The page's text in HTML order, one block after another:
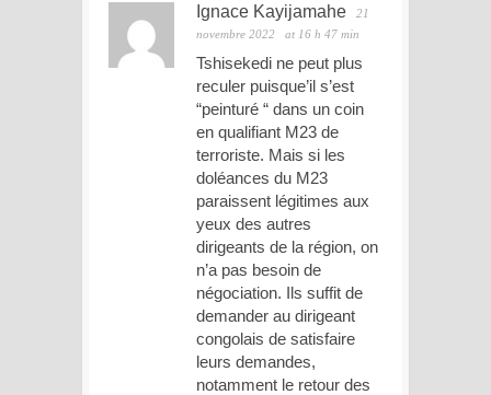
Ignace Kayijamahe
21
novembre 2022
at 16 h 47 min
Tshisekedi ne peut plus
reculer puisque’il s’est
“peinturé “ dans un coin
en qualifiant M23 de
terroriste. Mais si les
doléances du M23
paraissent légitimes aux
yeux des autres
dirigeants de la région, on
n’a pas besoin de
négociation. Ils suffit de
demander au dirigeant
congolais de satisfaire
leurs demandes,
notamment le retour des